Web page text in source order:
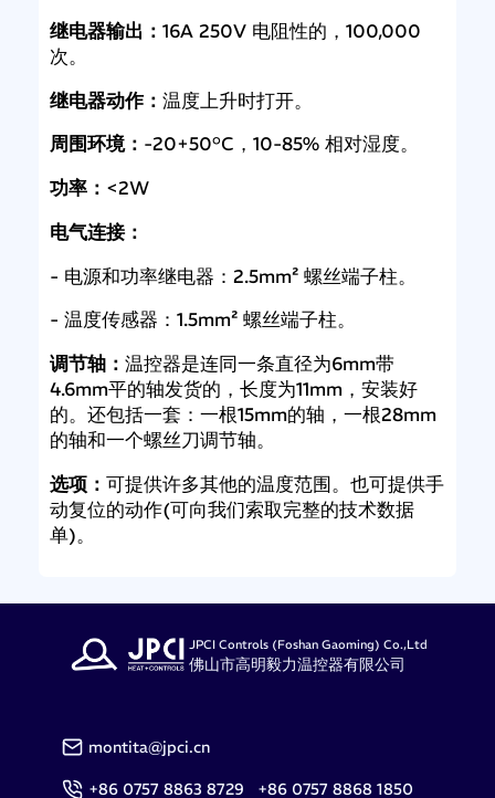
继电器输出： 16A 250V 电阻性的，100,000
次。
继电器动作： 温度上升时打开。
周围环境： -20+50°C，10-85% 相对湿度。
功率： <2W
电气连接：
- 电源和功率继电器：2.5mm² 螺丝端子柱。
- 温度传感器：1.5mm² 螺丝端子柱。
调节轴： 温控器是连同一条直径为6mm带
4.6mm平的轴发货的，长度为11mm，安装好
的。还包括一套：一根15mm的轴，一根28mm
的轴和一个螺丝刀调节轴。
选项： 可提供许多其他的温度范围。也可提供手
动复位的动作(可向我们索取完整的技术数据
单)。
JPCI Controls (Foshan Gaoming) Co.,Ltd
佛山市高明毅力温控器有限公司
montita@jpci.cn
+86 0757 8863 8729 +86 0757 8868 1850